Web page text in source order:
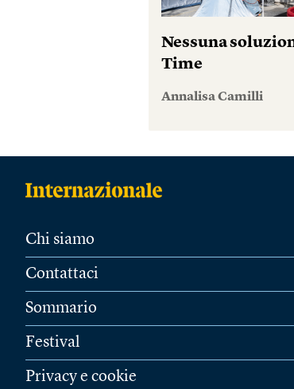
Nessuna
Time
Annalisa Camilli
Chi siamo
Contattaci
Sommario
Festival
Privacy e cookie